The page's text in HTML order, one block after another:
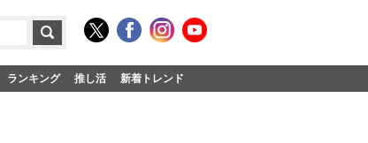
ランキング 推し活 新着トレンド